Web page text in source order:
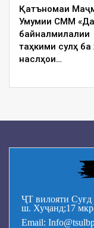
Қатъномаи
Умумии СММ
байналмилалии
таҳкими сулҳ ба
наслҳои…
ҶТ вилояти Суғд
ш. Хуҷанд;17
Email: